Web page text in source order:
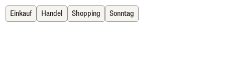
Einkauf Handel Shopping Sonntag